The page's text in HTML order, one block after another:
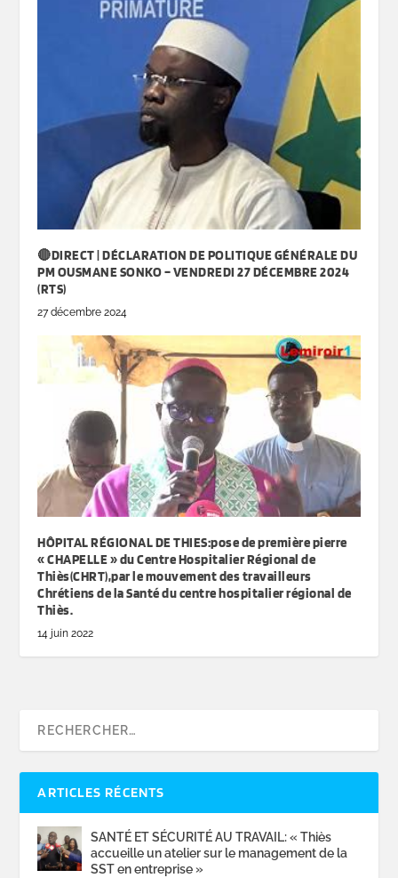
🔴DIRECT | DÉCLARATION DE POLITIQUE GÉNÉRALE DU
PM OUSMANE SONKO – VENDREDI 27 DÉCEMBRE 2024
(RTS)
27 décembre 2024
HÔPITAL RÉGIONAL DE THIES:pose de première pierre
« CHAPELLE » du Centre Hospitalier Régional de
Thiès(CHRT),par le mouvement des travailleurs
Chrétiens de la Santé du centre hospitalier régional de
Thiès.
14 juin 2022
ARTICLES RÉCENTS
SANTÉ ET SÉCURITÉ AU TRAVAIL: « Thiès
accueille un atelier sur le management de la
SST en entreprise »